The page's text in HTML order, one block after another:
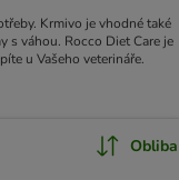
Krmivo je vhodné také
s váhou. Rocco Diet Care je
u Vašeho veterináře.
Obliba